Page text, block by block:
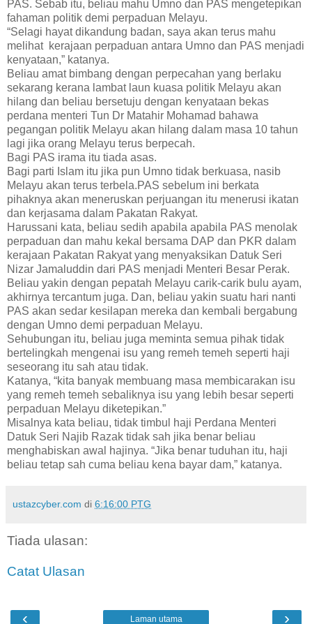
PAS. Sebab itu, beliau mahu Umno dan PAS mengetepikan
fahaman politik demi perpaduan Melayu.
“Selagi hayat dikandung badan, saya akan terus mahu
melihat kerajaan perpaduan antara Umno dan PAS menjadi
kenyataan,” katanya.
Beliau amat bimbang dengan perpecahan yang berlaku
sekarang kerana lambat laun kuasa politik Melayu akan
hilang dan beliau bersetuju dengan kenyataan bekas
perdana menteri Tun Dr Matahir Mohamad bahawa
pegangan politik Melayu akan hilang dalam masa 10 tahun
lagi jika orang Melayu terus berpecah.
Bagi PAS irama itu tiada asas.
Bagi parti Islam itu jika pun Umno tidak berkuasa, nasib
Melayu akan terus terbela.PAS sebelum ini berkata
pihaknya akan meneruskan perjuangan itu menerusi ikatan
dan kerjasama dalam Pakatan Rakyat.
Harussani kata, beliau sedih apabila apabila PAS menolak
perpaduan dan mahu kekal bersama DAP dan PKR dalam
kerajaan Pakatan Rakyat yang menyaksikan Datuk Seri
Nizar Jamaluddin dari PAS menjadi Menteri Besar Perak.
Beliau yakin dengan pepatah Melayu carik-carik bulu ayam,
akhirnya tercantum juga. Dan, beliau yakin suatu hari nanti
PAS akan sedar kesilapan mereka dan kembali bergabung
dengan Umno demi perpaduan Melayu.
Sehubungan itu, beliau juga meminta semua pihak tidak
bertelingkah mengenai isu yang remeh temeh seperti haji
seseorang itu sah atau tidak.
Katanya, “kita banyak membuang masa membicarakan isu
yang remeh temeh sebaliknya isu yang lebih besar seperti
perpaduan Melayu diketepikan.”
Misalnya kata beliau, tidak timbul haji Perdana Menteri
Datuk Seri Najib Razak tidak sah jika benar beliau
menghabiskan awal hajinya. “Jika benar tuduhan itu, haji
beliau tetap sah cuma beliau kena bayar dam,” katanya.
ustazcyber.com di 6:16:00 PTG
Tiada ulasan:
Catat Ulasan
‹ ›
Laman utama